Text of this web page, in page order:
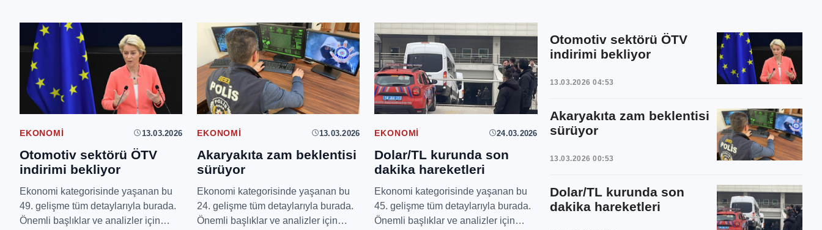
EKONOMI 13.03.2026
Otomotiv sektörü ÖTV
indirimi bekliyor
Ekonomi kategorisinde yaşanan bu
49. gelişme tüm detaylarıyla burada.
Önemli başlıklar ve analizler için
EKONOMI 13.03.2026
Akaryakıta zam beklentisi
sürüyor
Ekonomi kategorisinde yaşanan bu
24. gelişme tüm detaylarıyla burada.
Önemli başlıklar ve analizler için
EKONOMI 24.03.2026
Dolar/TL kurunda son
dakika hareketleri
Ekonomi kategorisinde yaşanan bu
45. gelişme tüm detaylarıyla burada.
Önemli başlıklar ve analizler için
Otomotiv sektörü ÖTV
indirimi bekliyor
13.03.2026 04:53
Akaryakıta zam beklentisi
sürüyor
13.03.2026 00:53
Dolar/TL kurunda son
dakika hareketleri